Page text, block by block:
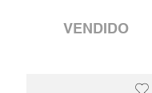
VENDIDO